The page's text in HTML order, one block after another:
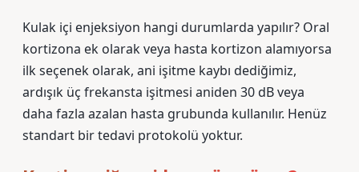
Kulak içi enjeksiyon hangi durumlarda yapılır? Oral
kortizona ek olarak veya hasta kortizon alamıyorsa
ilk seçenek olarak, ani işitme kaybı dediğimiz,
ardışık üç frekansta işitmesi aniden 30 dB veya
daha fazla azalan hasta grubunda kullanılır. Henüz
standart bir tedavi protokolü yoktur.